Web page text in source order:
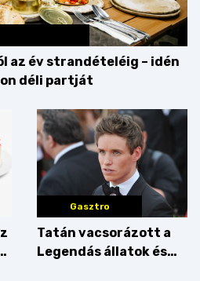
az év strandételéig – idén
déli partját
Gasztro
Tatán vacsorázott a
Legendás állatok és